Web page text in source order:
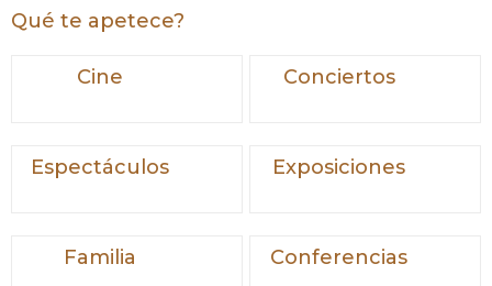
Qué te apetece?
Cine Conciertos
Espectáculos Exposiciones
Familia Conferencias